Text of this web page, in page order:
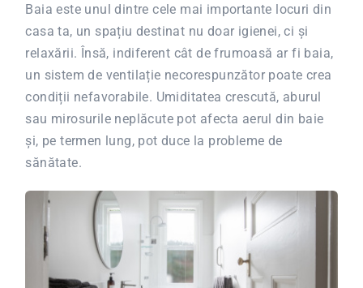
Baia este unul dintre cele mai importante locuri din
casa ta, un spațiu destinat nu doar igienei, ci și
relaxării. Însă, indiferent cât de frumoasă ar fi baia,
un sistem de ventilație necorespunzător poate crea
condiții nefavorabile. Umiditatea crescută, aburul
sau mirosurile neplăcute pot afecta aerul din baie
și, pe termen lung, pot duce la probleme de
sănătate.